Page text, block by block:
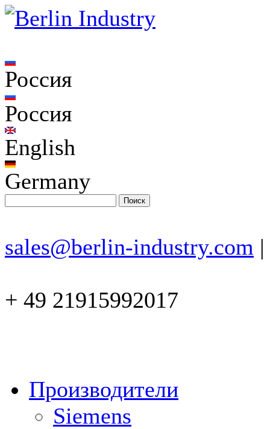
Россия
Россия
English
Germany
sales@berlin-industry.com |
+ 49 21915992017
Производители
Siemens